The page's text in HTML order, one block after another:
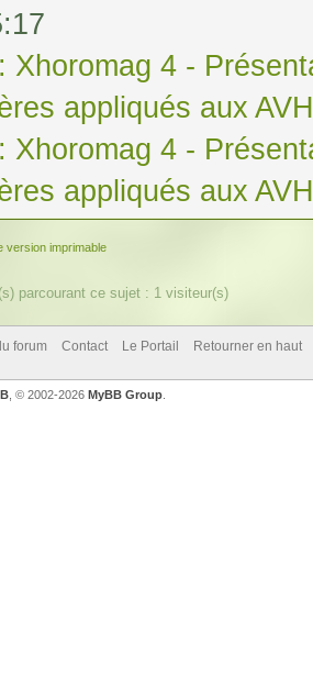
Xhoromag 4 -
appliqués aux AVH
Xhoromag 4 -
appliqués aux AVH
version imprimable
parcourant ce sujet : 1 visiteur(s)
forum Contact Le Portail
Retourner en haut
, © 2002-2026 MyBB Group